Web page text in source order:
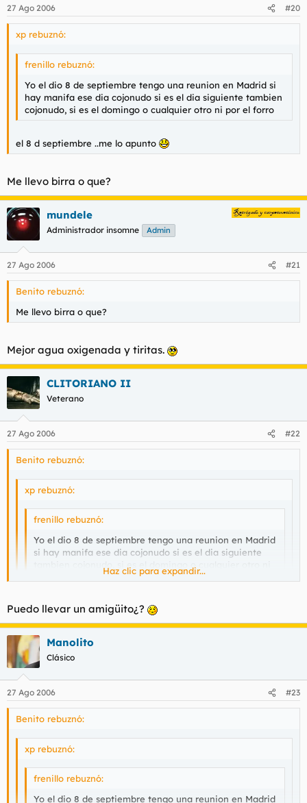
27 Ago 2006 #20
xp rebuznó:
frenillo rebuznó:
Yo el dio 8 de septiembre tengo una reunion en Madrid si
hay manifa ese dia cojonudo si es el dia siguiente tambien
cojonudo, si es el domingo o cualquier otro ni por el forro
el 8 d septiembre ..me lo apunto
Me llevo birra o que?
mundele
Administrador insomne Admin
27 Ago 2006 #21
Benito rebuznó:
Me llevo birra o que?
Mejor agua oxigenada y tiritas.
CLITORIANO II
Veterano
27 Ago 2006 #22
Benito rebuznó:
xp rebuznó:
frenillo rebuznó:
Yo el dio 8 de septiembre tengo una reunion en Madrid
si hay manifa ese dia cojonudo si es el dia siguiente
Haz clic para expandir...
el 8 d septiembre ..me lo apunto
Me llevo birra o que?
Haz clic para expandir...
Puedo llevar un amigüito¿?
Manolito
Clásico
27 Ago 2006 #23
Benito rebuznó:
xp rebuznó:
frenillo rebuznó:
Yo el dio 8 de septiembre tengo una reunion en Madrid